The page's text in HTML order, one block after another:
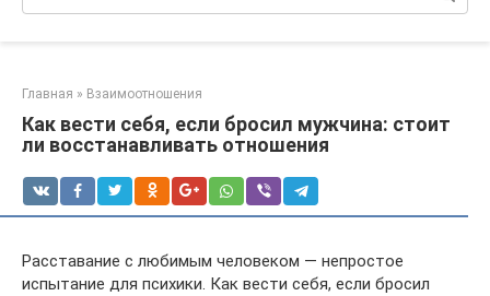
Главная » Взаимоотношения
Как вести себя, если бросил мужчина: стоит
ли восстанавливать отношения
Расставание с любимым человеком — непростое
испытание для психики. Как вести себя, если бросил